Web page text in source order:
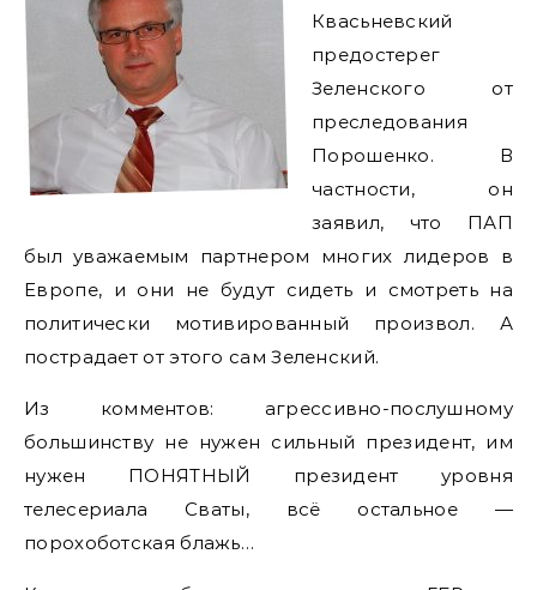
Квасьневский
предостерег
Зеленского от
преследования
Порошенко. В
частности, он
заявил, что ПАП
был уважаемым партнером многих лидеров в
Европе, и они не будут сидеть и смотреть на
политически мотивированный произвол. А
пострадает от этого сам Зеленский.
Из комментов: агрессивно-послушному
большинству не нужен сильный президент, им
нужен ПОНЯТНЫЙ президент уровня
телесериала Сваты, всё остальное —
порохоботская блажь…